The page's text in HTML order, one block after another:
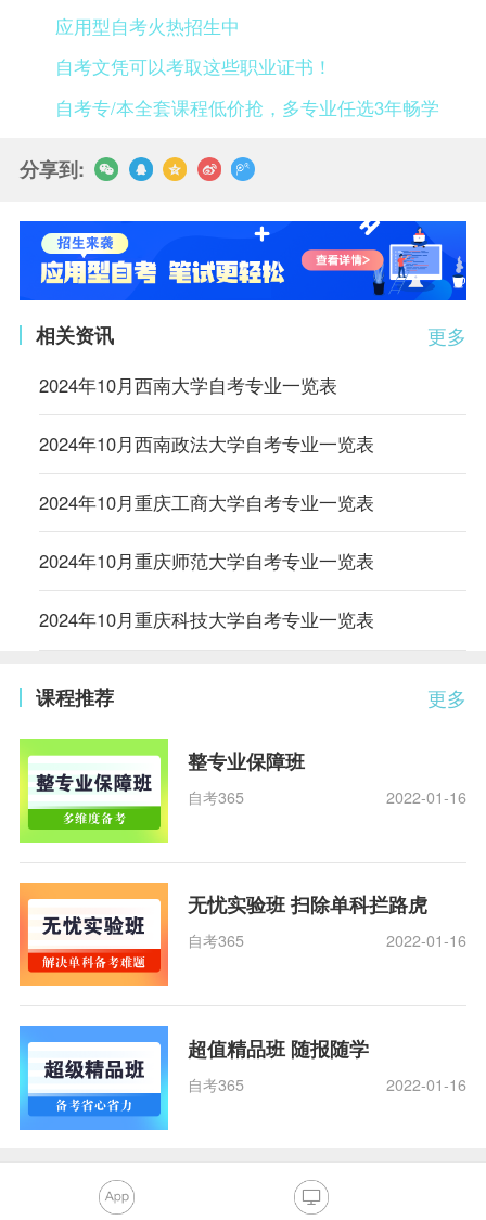
应用型自考火热招生中
自考文凭可以考取这些职业证书！
自考专/本全套课程低价抢，多专业任选3年畅学
分享到:
更多
相关资讯
2024年10月西南大学自考专业一览表
2024年10月西南政法大学自考专业一览表
2024年10月重庆工商大学自考专业一览表
2024年10月重庆师范大学自考专业一览表
2024年10月重庆科技大学自考专业一览表
更多
课程推荐
整专业保障班
自考365 2022-01-16
无忧实验班 扫除单科拦路虎
自考365 2022-01-16
超值精品班 随报随学
自考365 2022-01-16